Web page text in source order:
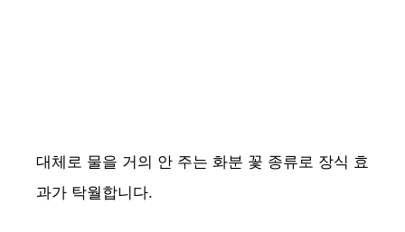
대체로 물을 거의 안 주는 화분 꽃 종류로 장식 효
과가 탁월합니다.